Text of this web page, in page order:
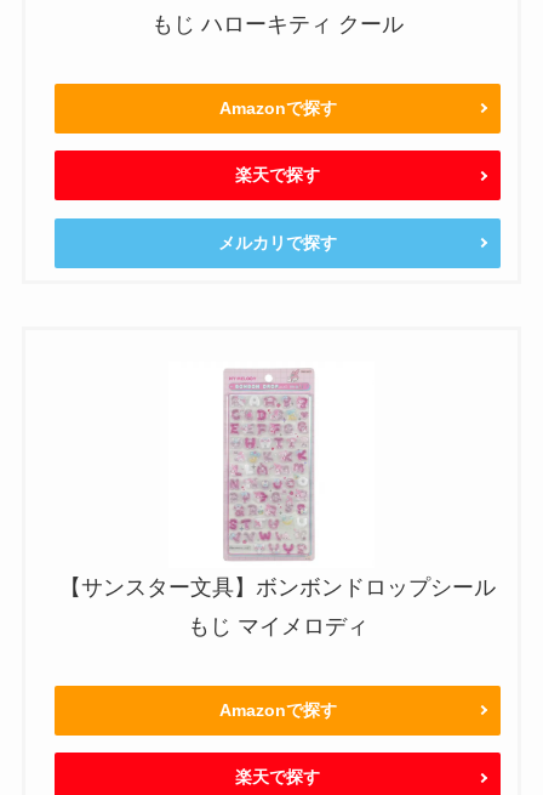
もじ ハローキティ クール
Amazonで探す
楽天で探す
メルカリで探す
【サンスター文具】ボンボンドロップシール
もじ マイメロディ
Amazonで探す
楽天で探す